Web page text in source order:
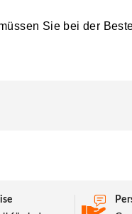
Sie bei der